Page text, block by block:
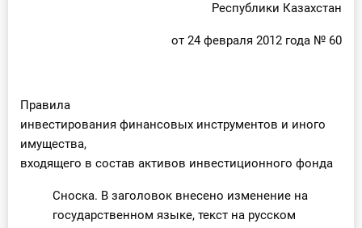
Республики Казахстан
от 24 февраля 2012 года № 60
Правила
инвестирования финансовых инструментов и иного
имущества,
входящего в состав активов инвестиционного фонда
Сноска. В заголовок внесено изменение на
государственном языке, текст на русском